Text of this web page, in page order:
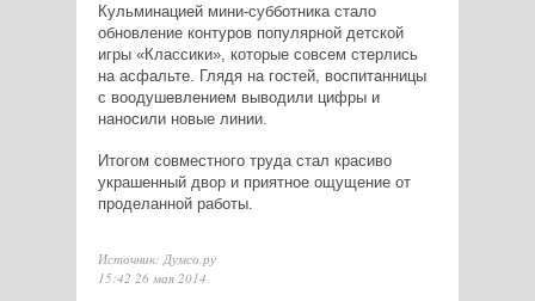
Кульминацией мини-субботника стало
обновление контуров популярной детской
игры «Классики», которые совсем стерлись
на асфальте. Глядя на гостей, воспитанницы
с воодушевлением выводили цифры и
наносили новые линии.
Итогом совместного труда стал красиво
украшенный двор и приятное ощущение от
проделанной работы.
Источник: Думсо.ру
15:42 26 мая 2014